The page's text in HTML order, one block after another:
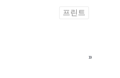
프린트
»